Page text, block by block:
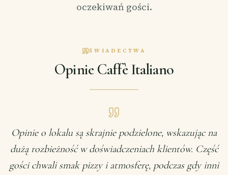
oczekiwań gości.
ŚWIADECTWA
Opinie Caffè Italiano
Opinie o lokalu są skrajnie podzielone, wskazując na
dużą rozbieżność w doświadczeniach klientów. Część
gości chwali smak pizzy i atmosferę, podczas gdy inni